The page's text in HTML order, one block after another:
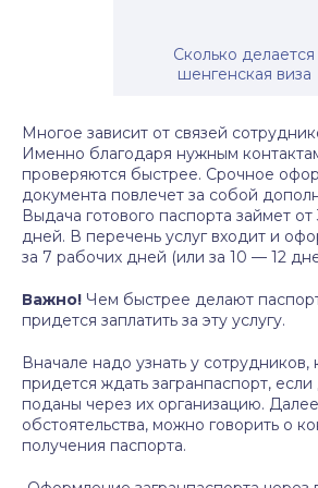
Сколько делается
шенгенская виза
Многое зависит от связей
Именно благодаря нужным
проверяются быстрее. Срочное
документа повлечет за собой
Выдача готового паспорта займет
дней. В перечень услуг входит и
за 7 рабочих дней (или за 10 — 12
Важно! Чем быстрее делают
придется заплатить за эту услугу.
Вначале надо узнать у сотрудников,
придется ждать загранпаспорт,
поданы через их организацию.
обстоятельства, можно говорить о
получения паспорта.